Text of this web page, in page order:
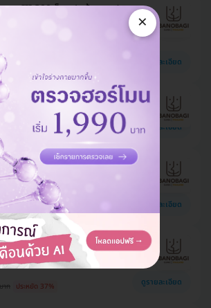
III 300 ช็อต (หน้า + คอ) +
ช็อต (หน้า)
(บาโนบากิ คลินิกเวชกรรม)
ท ดูรายละเอียด
Rejuran 2.7 ซีซี
(บาโนบากิ คลินิกเวชกรรม)
ประหยัด 43% ดูรายละเอียด
ช็อต (หน้า)
(บาโนบากิ คลินิกเวชกรรม)
ดูรายละเอียด
III 500 ช็อต (หน้า)
(บาโนบากิ คลินิกเวชกรรม)
าท ประหยัด 37% ดูรายละเอียด
×